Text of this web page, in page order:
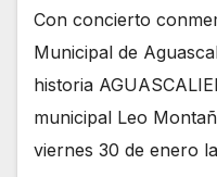
Con concierto
Municipal de
historia
municipal Leo
viernes 30 de enero